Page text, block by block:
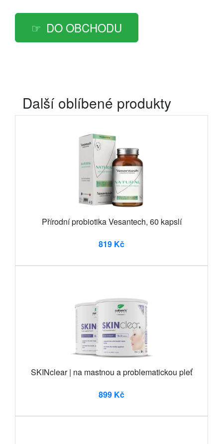
DO OBCHODU
Další oblíbené produkty
Přírodní probiotika Vesantech, 60 kapslí
819 Kč
SKINclear | na mastnou a problematickou pleť
899 Kč